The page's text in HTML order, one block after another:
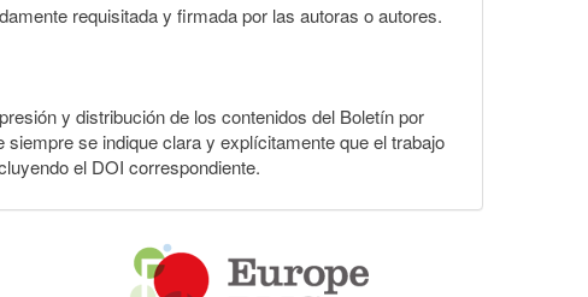
requisitada y firmada por las autoras o autores.
y distribución de los contenidos del Boletín por
se indique clara y explícitamente que el trabajo
el DOI correspondiente.